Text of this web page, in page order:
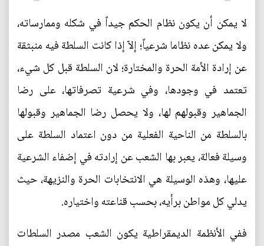
لا يمكن أن يكون نظام الحكم جيداً في شكله وممارساته،
ولا يمكن عده نظاما شرعياً؛ إلاّ إذا كانت السلطة فيه منبثقة
عن إرادة الأمة الحرة والمختارة؛ لان السلطة قبل كل شيء،
تعتمد في وجودها، وفي شرعية تصرفاتها، على رضا
الجماهير وقبولهم لها، ولا يحصل رضا الجماهير وقبولها
بالسلطة من الناحية الفعلية من دون اعتماد السلطة على
وسيلة فعالة، يعبر بها الشعب عن إرادته في إضفاء الشرعية
عليها، وهذه الوسيلة هي الانتخابات الحرة والنزيهة، حيث
يدلي كل مواطن برأيه، بحسب قناعته واختياره.
ففي الأنظمة الديمقراطية يكون الشعب مصدر السلطات